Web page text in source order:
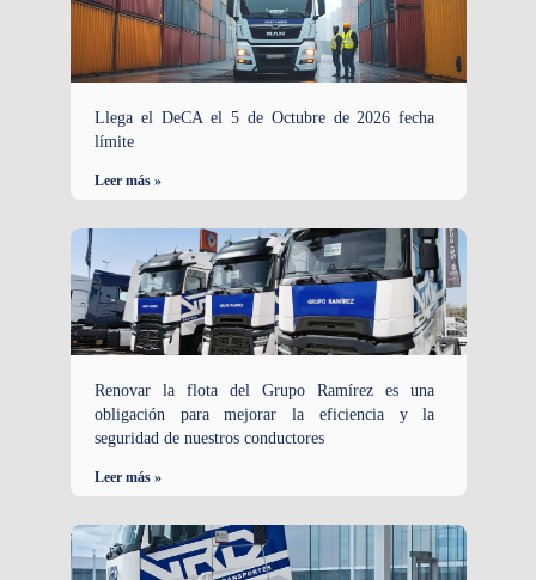
Llega el DeCA el 5 de Octubre de 2026 fecha
límite
Leer más »
Renovar la flota del Grupo Ramírez es una
obligación para mejorar la eficiencia y la
seguridad de nuestros conductores
Leer más »